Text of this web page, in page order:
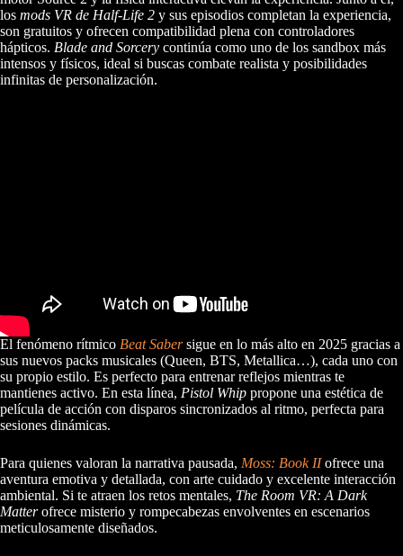
los mods VR de Half-Life 2 y sus episodios completan la experiencia,
son gratuitos y ofrecen compatibilidad plena con controladores
hápticos. Blade and Sorcery continúa como uno de los sandbox más
intensos y físicos, ideal si buscas combate realista y posibilidades
infinitas de personalización.
El fenómeno rítmico Beat Sabersigue en lo más alto en 2025 gracias a
sus nuevos packs musicales (Queen, BTS, Metallica…), cada uno con
su propio estilo. Es perfecto para entrenar reflejos mientras te
mantienes activo. En esta línea, Pistol Whip propone una estética de
película de acción con disparos sincronizados al ritmo, perfecta para
sesiones dinámicas.
Para quienes valoran la narrativa pausada, Moss: Book IIofrece una
aventura emotiva y detallada, con arte cuidado y excelente interacción
ambiental. Si te atraen los retos mentales, The Room VR: A Dark
Matterofrece misterio y rompecabezas envolventes en escenarios
meticulosamente diseñados.